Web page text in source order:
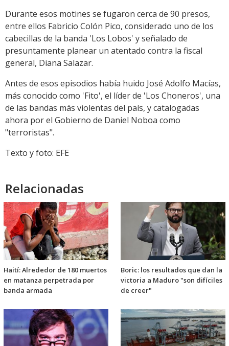
Durante esos motines se fugaron cerca de 90 presos,
entre ellos Fabricio Colón Pico, considerado uno de los
cabecillas de la banda 'Los Lobos' y señalado de
presuntamente planear un atentado contra la fiscal
general, Diana Salazar.
Antes de esos episodios había huido José Adolfo Macías,
más conocido como 'Fito', el líder de 'Los Choneros', una
de las bandas más violentas del país, y catalogadas
ahora por el Gobierno de Daniel Noboa como
"terroristas".
Texto y foto: EFE
Relacionadas
Haití: Alrededor de 180 muertos
en matanza perpetrada por
banda armada
Boric: los resultados que dan la
victoria a Maduro "son difíciles
de creer"